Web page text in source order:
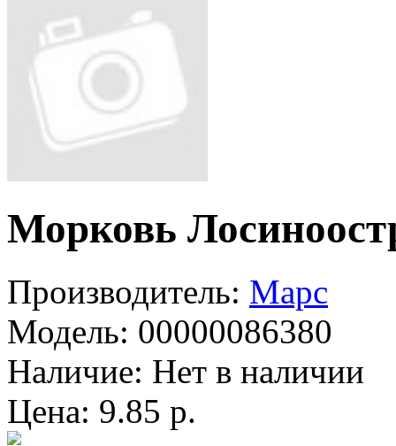
Морковь
Производитель: Марс
Модель: 00000086380
Наличие: Нет в наличии
Цена: 9.85 р.